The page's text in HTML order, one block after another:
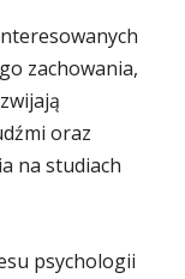
zachowania,
oraz
na studiach
psychologii